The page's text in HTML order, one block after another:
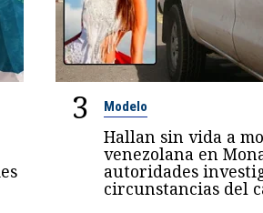
3 Modelo
Hallan sin vida a
venezolana en
autoridades
circunstancias del